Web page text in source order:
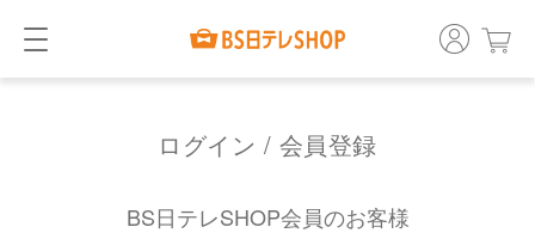
ログイン / 会員登録
BS日テレSHOP会員のお客様